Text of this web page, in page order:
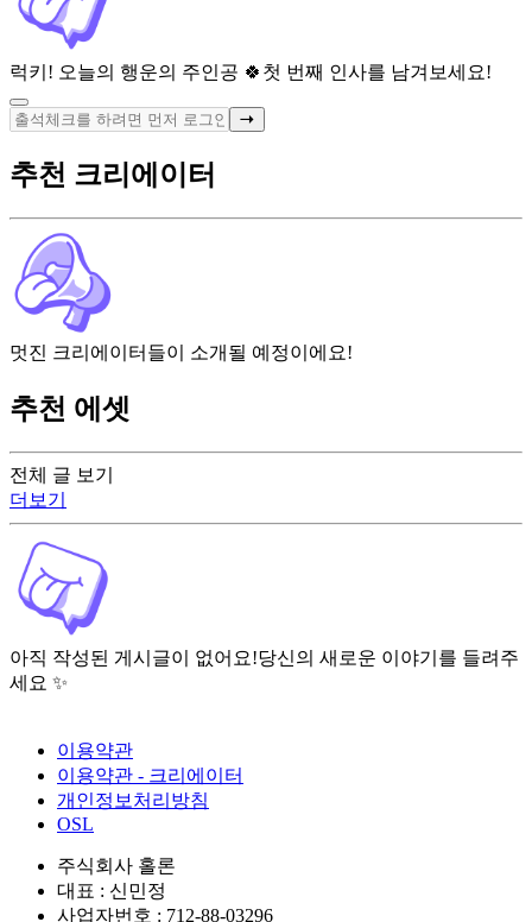
럭키! 오늘의 행운의 주인공 🍀 첫 번째 인사를 남겨보세요!
전체 글 보기
더보기
아직 작성된 게시글이 없어요!당신의 새로운 이야기를 들려주
세요 ✨
추천 크리에이터
멋진 크리에이터들이 소개될 예정이에요!
추천 에셋
이용약관
이용약관 - 크리에이터
개인정보처리방침
OSL
주식회사 홀론
대표 : 신민정
사업자번호 : 712-88-03296